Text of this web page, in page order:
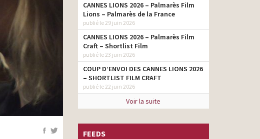
CANNES LIONS 2026 – Palmarès Film
Lions – Palmarès de la France
publié le 29 juin 2026
CANNES LIONS 2026 – Palmarès Film
Craft – Shortlist Film
publié le 23 juin 2026
COUP D’ENVOI DES CANNES LIONS 2026
– SHORTLIST FILM CRAFT
publié le 22 juin 2026
Voir la suite
FEEDS